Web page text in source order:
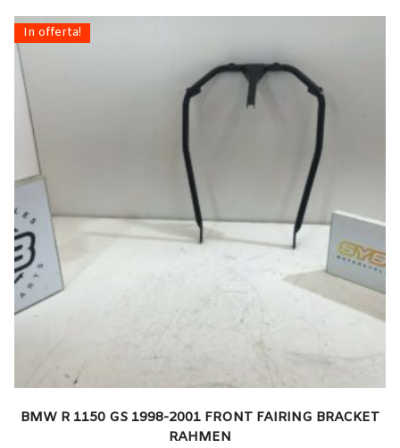
In offerta!
BMW R 1150 GS 1998-2001 FRONT FAIRING BRACKET
RAHMEN